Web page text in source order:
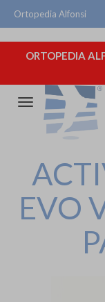
Ortopedia Alfonsi
ORTOPEDIA
Attiva/disattiva
navigazione
EVO